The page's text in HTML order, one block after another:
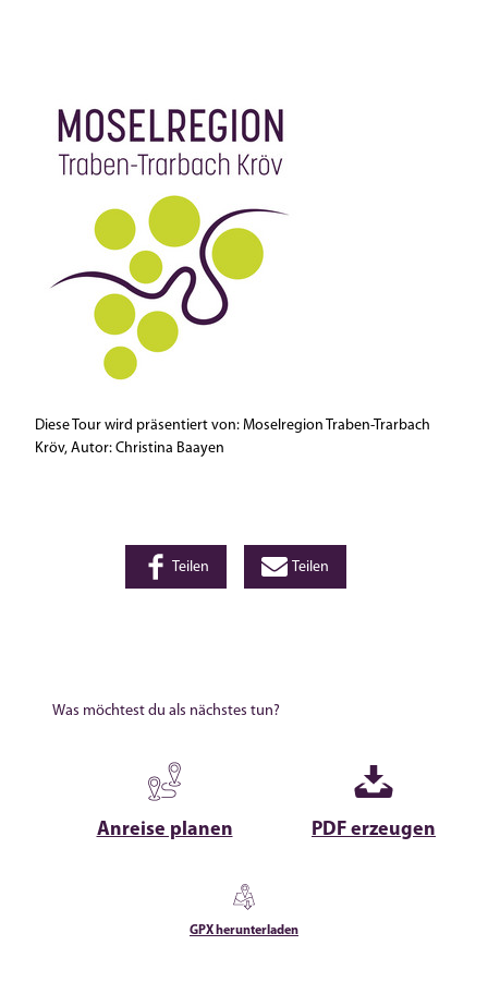
Diese Tour wird präsentiert von: Moselregion Traben-Trarbach
Kröv, Autor: Christina Baayen
Teilen Teilen
Was möchtest du als nächstes tun?
Anreise planen PDF erzeugen
GPX herunterladen